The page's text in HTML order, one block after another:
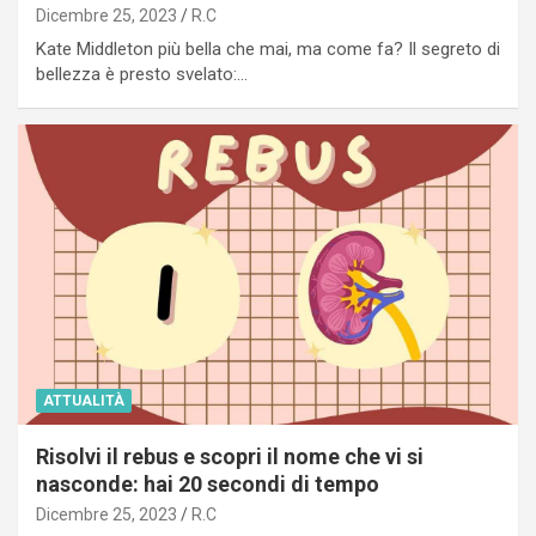
Dicembre 25, 2023 R.C
Kate Middleton più bella che mai, ma come fa? Il segreto di
bellezza è presto svelato:…
ATTUALITÀ
Risolvi il rebus e scopri il nome che vi si
nasconde: hai 20 secondi di tempo
Dicembre 25, 2023 R.C